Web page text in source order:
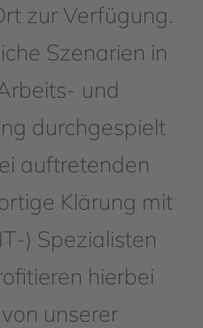
zur Verfügung.
Szenarien in
und
durchgespielt
auftretenden
Klärung mit
) Spezialisten
hierbei
unserer